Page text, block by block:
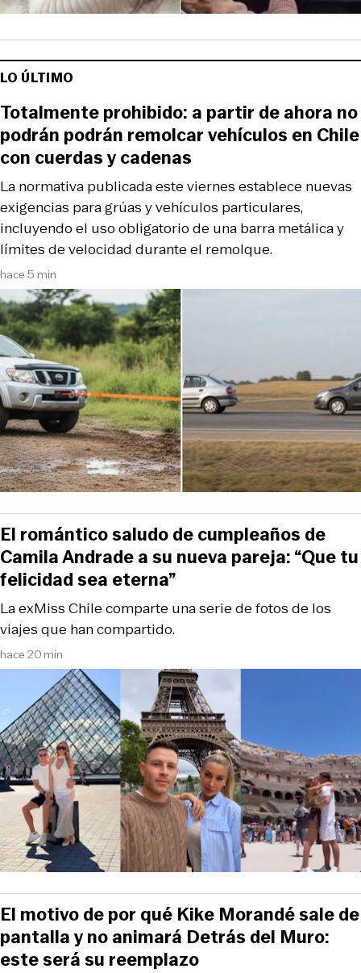
LO ÚLTIMO
hace 5 min
La normativa publicada este viernes establece nuevas
exigencias para grúas y vehículos particulares,
incluyendo el uso obligatorio de una barra metálica y
límites de velocidad durante el remolque.
Totalmente prohibido: a partir de ahora no
podrán podrán remolcar vehículos en Chile
con cuerdas y cadenas
hace 20 min
La exMiss Chile comparte una serie de fotos de los
viajes que han compartido.
El romántico saludo de cumpleaños de
Camila Andrade a su nueva pareja: “Que tu
felicidad sea eterna”
El motivo de por qué Kike Morandé sale de
pantalla y no animará Detrás del Muro:
este será su reemplazo